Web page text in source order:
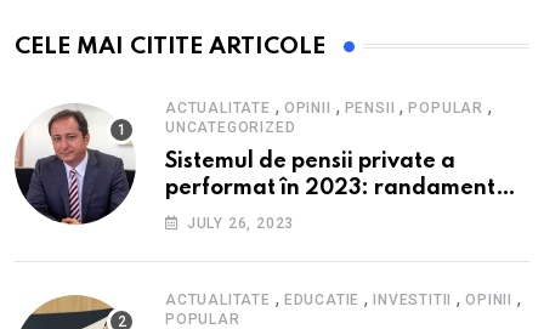
CELE MAI CITITE ARTICOLE
ACTUALITATE , OPINII , PENSII ,POPULAR ,
UNCATEGORIZED
Sistemul de pensii private a
performat în 2023: randament
peste inflație, active și plăți la
cadrul ofertei Hidroelectrica,
reziliența la crize
JULY 26, 2023
ACTUALITATE , EDUCATIE , INVESTITII ,OPINII ,
POPULAR